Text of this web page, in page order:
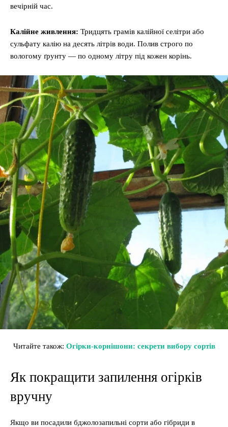
вечірній час.
Калійне живлення: Тридцять грамів калійної селітри або
сульфату калію на десять літрів води. Полив строго по
вологому ґрунту — по одному літру під кожен корінь.
Читайте також: Огірки-корнішони: секрети вибору сортів
Як покращити запилення огірків
вручну
Якщо ви посадили бджолозапильні сорти або гібриди в